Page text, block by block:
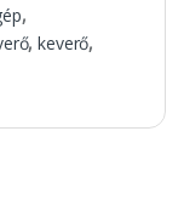
,
,keverő,